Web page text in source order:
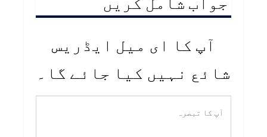
آپ کا ای میل ایڈریس
شائع نہیں کیا جائے گا۔